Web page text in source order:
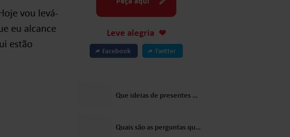
vou levá-
eu alcance
estão
Leve alegria
Facebook Twitter
Que ideias de presentes para crianças o Papai Noel sugeriria?
Quais são as perguntas que as crianças mais costumam fazer ao Papai Noel?